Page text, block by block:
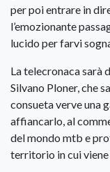
per poi entrare in
l’emozionante
lucido per farvi
La telecronaca sarà
Silvano Ploner, che
consueta verve una
affiancarlo, al
del mondo mtb e
territorio in cui viene